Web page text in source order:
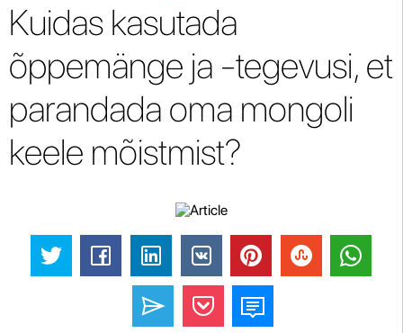
Kuidas kasutada
õppemänge ja -tegevusi, et
parandada oma mongoli
keele mõistmist?